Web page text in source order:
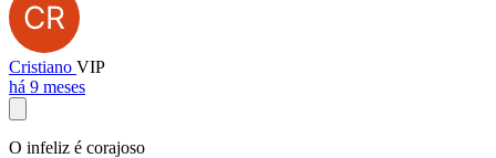
Cristiano VIP
há 9 meses
O infeliz é corajoso